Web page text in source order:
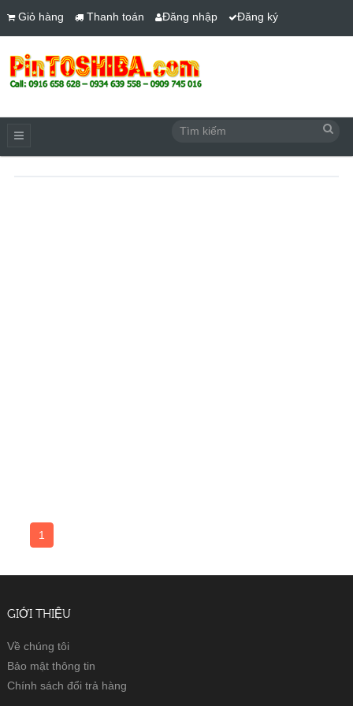
Giỏ hàng Thanh toán Đăng nhập Đăng ký
1
GIỚI THIỆU
Về chúng tôi
Bảo mật thông tin
Chính sách đổi trả hàng